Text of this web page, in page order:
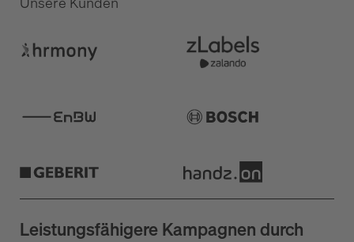
Leistungsfähigere Kampagnen durch